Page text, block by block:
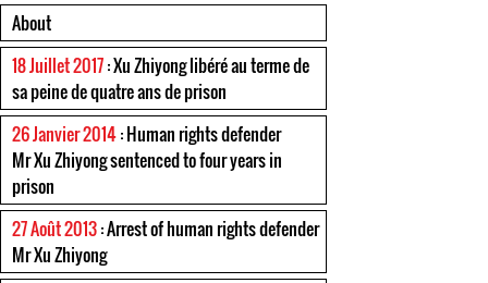
About
18 Juillet 2017: Xu Zhiyong libéré au terme de
sa peine de quatre ans de prison
26 Janvier 2014: Human rights defender
Mr Xu Zhiyong sentenced to four years in
prison
27 Août 2013: Arrest of human rights defender
Mr Xu Zhiyong